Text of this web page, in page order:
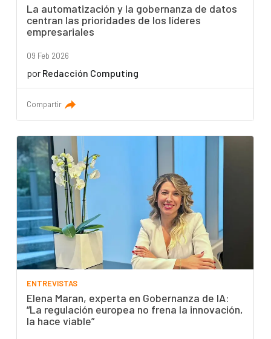
La automatización y la gobernanza de datos
centran las prioridades de los líderes
empresariales
09 Feb 2026
por Redacción Computing
Compartir
ENTREVISTAS
Elena Maran, experta en Gobernanza de IA:
“La regulación europea no frena la innovación,
la hace viable”